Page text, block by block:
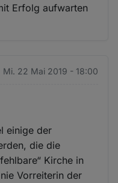
Erfolg aufwarten
Mi. 22 Mai 2019 - 18:00
einige der
die die
Kirche in
Vorreiterin der